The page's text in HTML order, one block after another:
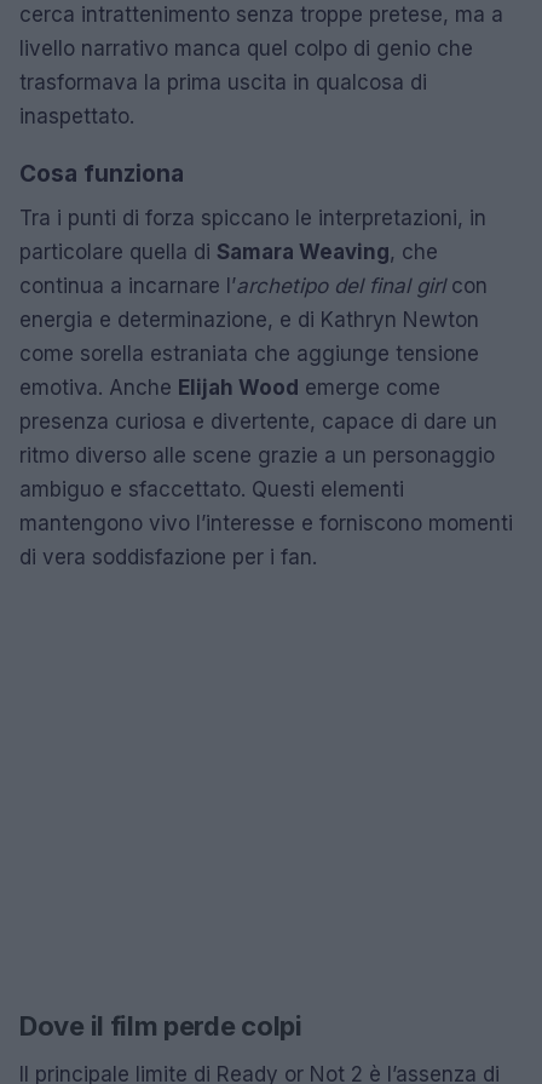
cerca intrattenimento senza troppe pretese, ma a
livello narrativo manca quel colpo di genio che
trasformava la prima uscita in qualcosa di
inaspettato.
Cosa funziona
Tra i punti di forza spiccano le interpretazioni, in
particolare quella di Samara Weaving, che
continua a incarnare l’archetipo del final girlcon
energia e determinazione, e di Kathryn Newton
come sorella estraniata che aggiunge tensione
emotiva. Anche Elijah Wood emerge come
presenza curiosa e divertente, capace di dare un
ritmo diverso alle scene grazie a un personaggio
ambiguo e sfaccettato. Questi elementi
mantengono vivo l’interesse e forniscono momenti
di vera soddisfazione per i fan.
Dove il film perde colpi
Il principale limite di Ready or Not 2 è l’assenza di